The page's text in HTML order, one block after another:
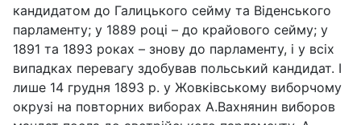
кандидатом до Галицького сейму та Віденського
парламенту; у 1889 році – до крайового сейму; у
1891 та 1893 роках – знову до парламенту, і у всіх
випадках перевагу здобував польський кандидат. І
лише 14 грудня 1893 р. у Жовківському виборчому
окрузі на повторних виборах А.Вахнянин виборов